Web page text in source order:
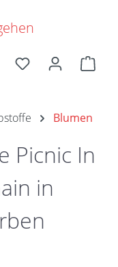
Blumen
Picnic In
in